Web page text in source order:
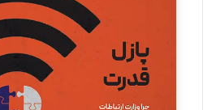
یسنا امان‌پور
تحریریه